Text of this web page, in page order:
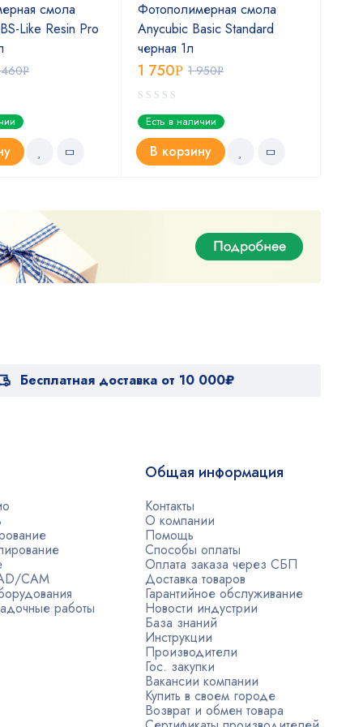
смола
Like Resin Pro
Р
Фотополимерная смола
Anycubic Basic Standard
черная 1л
1 950Р
1 750Р
Есть в наличии
В корзину
Бесплатная доставка от 10 000₽
CAM
работы
Общая информация
Контакты
О компании
Помощь
Способы оплаты
Оплата заказа через СБП
Доставка товаров
Гарантийное обслуживание
Новости индустрии
База знаний
Инструкции
Производители
Гос. закупки
Вакансии компании
Купить в своем городе
Возврат и обмен товара